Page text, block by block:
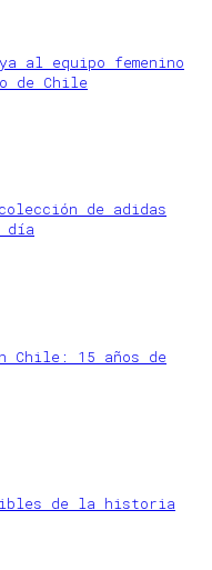
al equipo femenino
de Chile
de adidas
día
Chile: 15 años de
de la historia